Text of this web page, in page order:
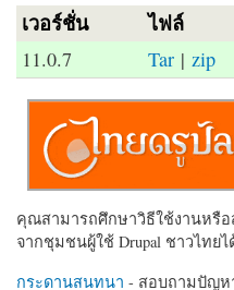
เวอร์ชั่น ไฟล์
11.0.7 Tar | zip
คุณสามารถศึกษาวิธีใช้งานหรือ
จากชุมชนผู้ใช้ Drupal ชาวไทย
กระดานสนทนา - สอบถามปัญห